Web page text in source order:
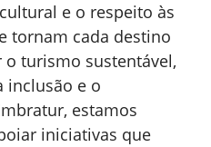
e o respeito às
tornam cada destino
turismo sustentável,
inclusão e o
estamos
iniciativas que